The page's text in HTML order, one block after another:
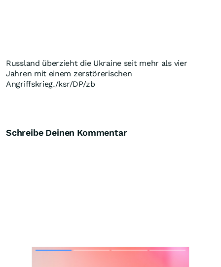
Russland überzieht die Ukraine seit mehr als vier
Jahren mit einem zerstörerischen
Angriffskrieg./ksr/DP/zb
Schreibe Deinen Kommentar